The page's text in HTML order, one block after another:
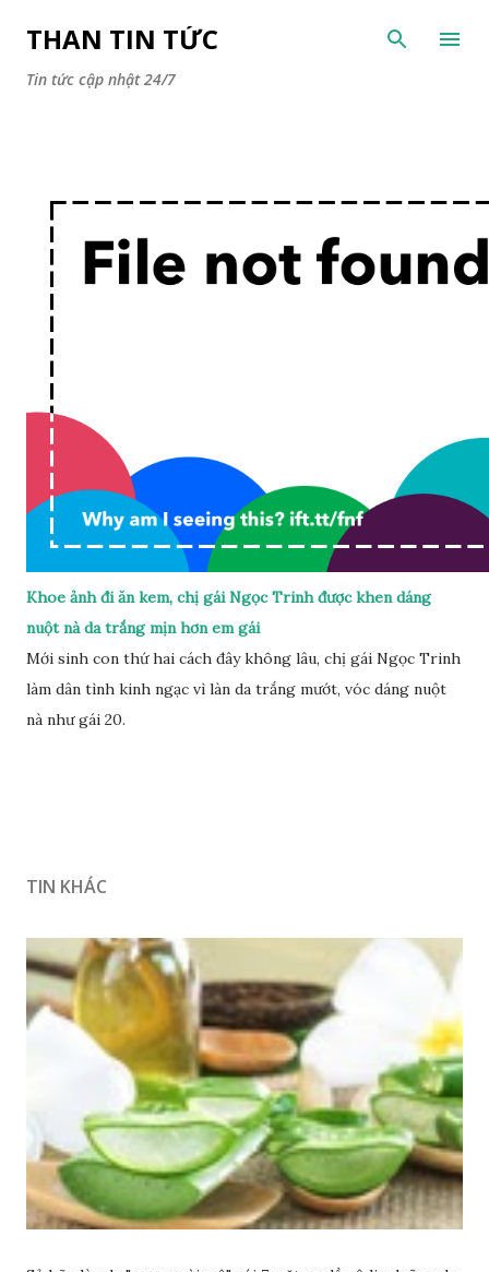
Chuyển đến nội dung chính
THAN TIN TỨC
Tin tức cập nhật 24/7
Khoe ảnh đi ăn kem, chị gái Ngọc Trinh được khen dáng
nuột nà da trắng mịn hơn em gái
Mới sinh con thứ hai cách đây không lâu, chị gái Ngọc Trinh
làm dân tình kinh ngạc vì làn da trắng mướt, vóc dáng nuột
nà như gái 20.
TIN KHÁC